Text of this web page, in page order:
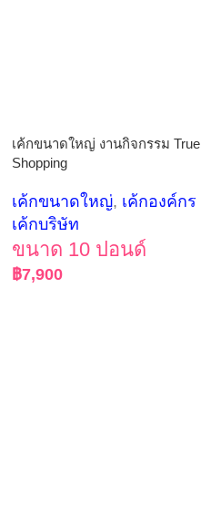
เค้กขนาดใหญ่ งานกิจกรรม True
Shopping
เค้กขนาดใหญ่, เค้กองค์กร
เค้กบริษัท
ขนาด 10 ปอนด์
฿7,900